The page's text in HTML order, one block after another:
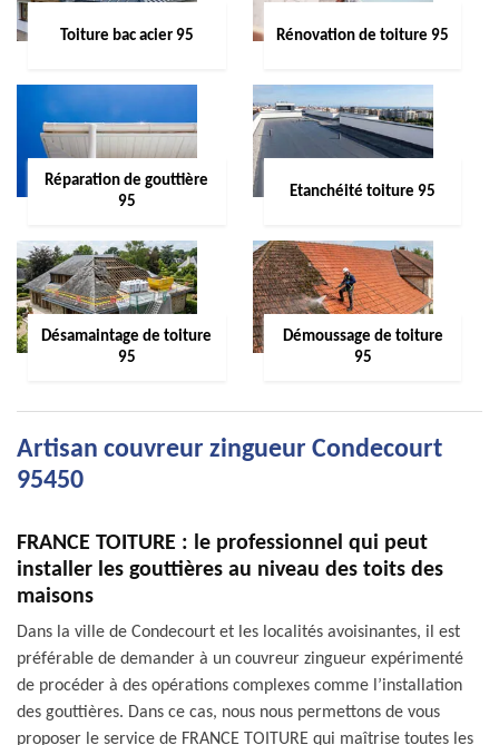
Toiture bac acier 95 Rénovation de toiture 95
Réparation de gouttière
95
Etanchéité toiture 95
Désamaintage de toiture
95
Démoussage de toiture
95
Artisan couvreur zingueur Condecourt
95450
FRANCE TOITURE : le professionnel qui peut
installer les gouttières au niveau des toits des
maisons
Dans la ville de Condecourt et les localités avoisinantes, il est
préférable de demander à un couvreur zingueur expérimenté
de procéder à des opérations complexes comme l’installation
des gouttières. Dans ce cas, nous nous permettons de vous
proposer le service de FRANCE TOITURE qui maîtrise toutes les